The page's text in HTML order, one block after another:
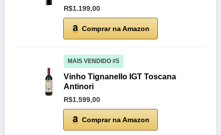
R$1.199,00
Comprar na Amazon
MAIS VENDIDO #5
Vinho Tignanello IGT Toscana
Antinori
R$1.599,00
Comprar na Amazon